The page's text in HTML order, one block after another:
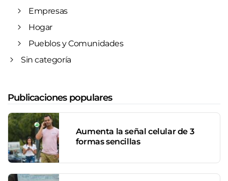
Empresas
Hogar
Pueblos y Comunidades
Sin categoría
Publicaciones populares
Aumenta la señal celular de 3
formas sencillas